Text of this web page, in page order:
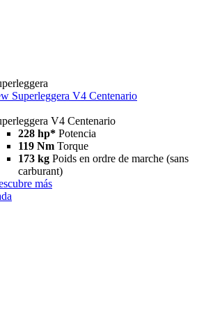
Superleggera V4 Centenario
V4 Centenario
228 hp* Potencia
119 Nm Torque
173 kg Poids en ordre de marche (sans
carburant)
más